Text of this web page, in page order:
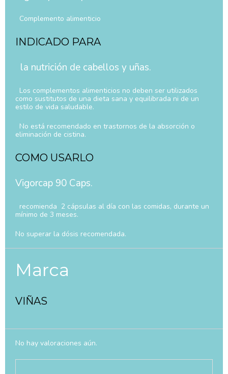
Complemento alimenticio
INDICADO PARA
la nutrición de cabellos y uñas.
Los complementos alimenticios no deben ser utilizados
como sustitutos de una dieta sana y equilibrada ni de un
estilo de vida saludable.
No está recomendado en trastornos de la absorción o
eliminación de cistina.
COMO USARLO
Vigorcap 90 Caps.
recomienda 2 cápsulas al día con las comidas, durante un
mínimo de 3 meses.
No superar la dósis recomendada.
Marca
VIÑAS
No hay valoraciones aún.